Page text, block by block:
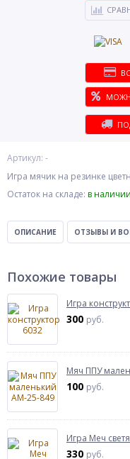
Артикул: -
Игра мячик на резинке
Остаток на складе: в наличии
ОПИСАНИЕ ОТЗЫВЫ И
Похожие товары
Игра
300 руб.
Мяч ППУ
100 руб.
Игра Меч
330 руб.